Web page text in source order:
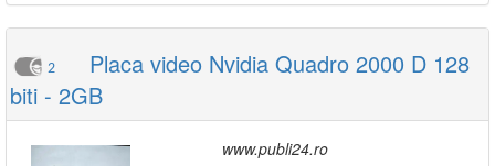
2
Placa video Nvidia Quadro 2000 D 128
biti - 2GB
www.publi24.ro